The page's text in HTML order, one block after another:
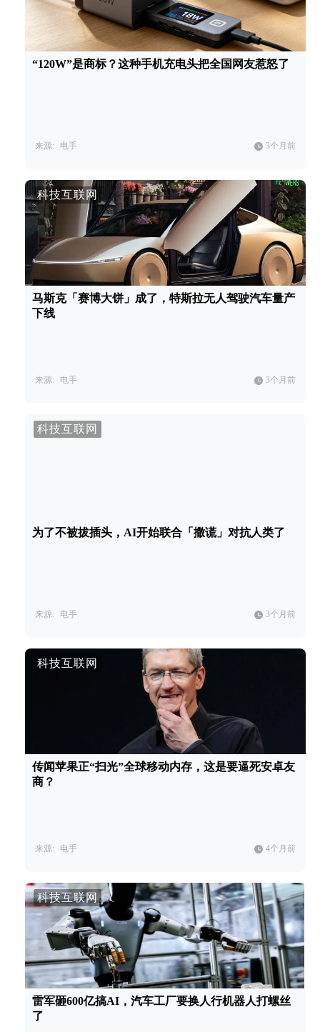
“120W”是商标？这种手机充电头把全国网友惹怒了
来源: 电手 3个月前
科技互联网
马斯克「赛博大饼」成了，特斯拉无人驾驶汽车量产
下线
来源: 电手 3个月前
科技互联网
为了不被拔插头，AI开始联合「撒谎」对抗人类了
来源: 电手 3个月前
科技互联网
传闻苹果正“扫光”全球移动内存，这是要逼死安卓友
商？
来源: 电手 4个月前
科技互联网
雷军砸600亿搞AI，汽车工厂要换人行机器人打螺丝
了